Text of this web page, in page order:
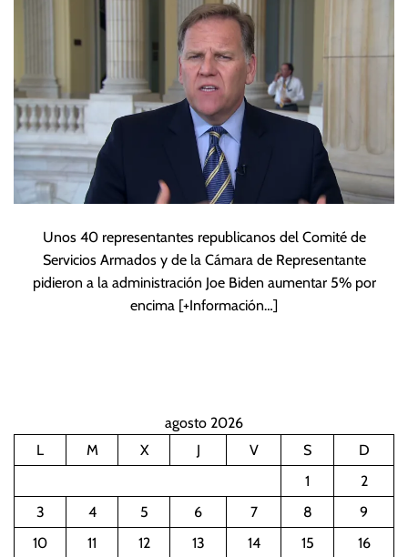
y Ucrania
Unos 40 representantes republicanos del Comité de
Servicios Armados y de la Cámara de Representante
pidieron a la administración Joe Biden aumentar 5% por
encima [+Información…]
agosto 2026
L
M X J V S
D
1
2
3
4 5 6 7 8
9
10
11 12 13 14 15
16